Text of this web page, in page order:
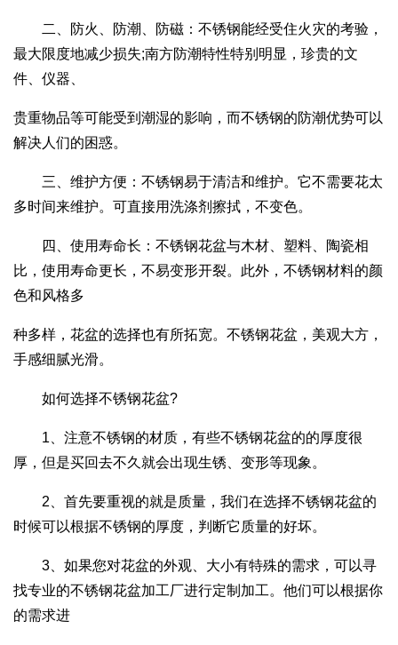
二、防火、防潮、防磁：不锈钢能经受住火灾的考验，
最大限度地减少损失;南方防潮特性特别明显，珍贵的文
件、仪器、
贵重物品等可能受到潮湿的影响，而不锈钢的防潮优势可以
解决人们的困惑。
三、维护方便：不锈钢易于清洁和维护。它不需要花太
多时间来维护。可直接用洗涤剂擦拭，不变色。
四、使用寿命长：不锈钢花盆与木材、塑料、陶瓷相
比，使用寿命更长，不易变形开裂。此外，不锈钢材料的颜
色和风格多
种多样，花盆的选择也有所拓宽。不锈钢花盆，美观大方，
手感细腻光滑。
如何选择不锈钢花盆?
1、注意不锈钢的材质，有些不锈钢花盆的的厚度很
厚，但是买回去不久就会出现生锈、变形等现象。
2、首先要重视的就是质量，我们在选择不锈钢花盆的
时候可以根据不锈钢的厚度，判断它质量的好坏。
3、如果您对花盆的外观、大小有特殊的需求，可以寻
找专业的不锈钢花盆加工厂进行定制加工。他们可以根据你
的需求进